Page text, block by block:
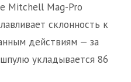
Mitchell Mag-Pro
склонность к
действиям — за
укладывается 86